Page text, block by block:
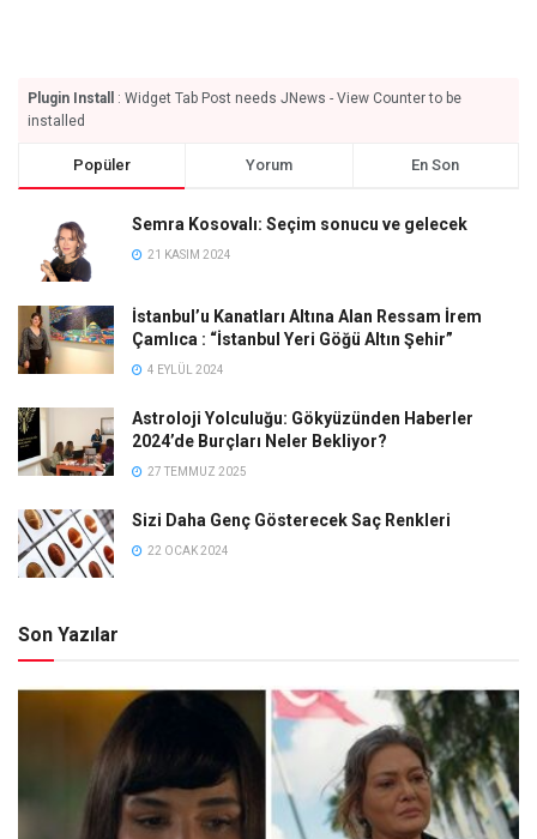
Plugin Install
: Widget Tab Post needs JNews - View Counter to be
installed
Popüler Yorum En Son
Semra Kosovalı: Seçim sonucu ve gelecek
21 KASIM 2024
İstanbul’u Kanatları Altına Alan Ressam İrem
Çamlıca : “İstanbul Yeri Göğü Altın Şehir”
4 EYLÜL 2024
Astroloji Yolculuğu: Gökyüzünden Haberler
2024’de Burçları Neler Bekliyor?
27 TEMMUZ 2025
Sizi Daha Genç Gösterecek Saç Renkleri
22 OCAK 2024
Son Yazılar